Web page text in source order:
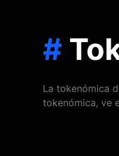
#
La tokenómica
tokenómica, ve